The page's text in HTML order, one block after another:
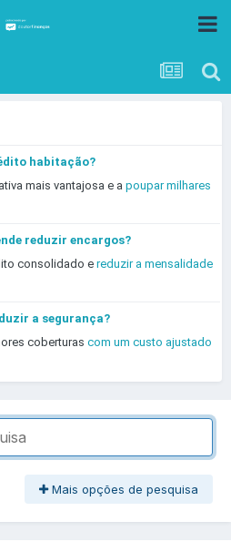
habitação?
mais vantajosa e a poupar milhares
reduzir encargos?
consolidado e reduzir a mensalidade
a segurança?
coberturas com um custo ajustado
Mais opções de pesquisa